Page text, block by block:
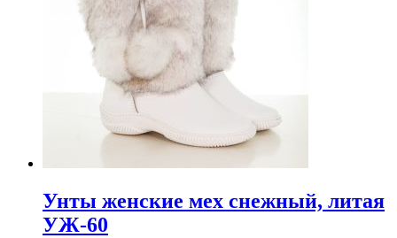
Унты женские мех снежный, литая
УЖ-60